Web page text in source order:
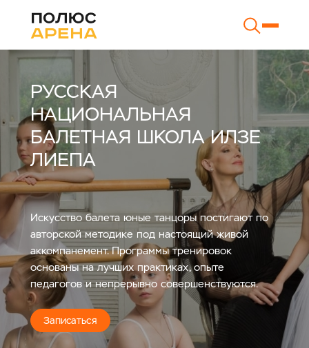
РУССКАЯ
НАЦИОНАЛЬНАЯ
БАЛЕТНАЯ ШКОЛА ИЛЗЕ
ЛИЕПА
Искусство балета юные танцоры постигают по
авторской методике под настоящий живой
аккомпанемент. Программы тренировок
основаны на лучших практиках, опыте
педагогов и непрерывно совершенствуются.
Записаться